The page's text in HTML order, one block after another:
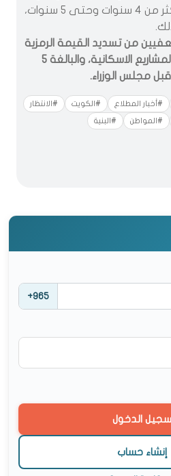
تتجاوز 4 سنوات و%20 لأكثر من 4 سنوات وحتى 5 سنوات،
من تسديد القيمة الرمزية
للقسيمة السكنية في المشاريع الاسكانية، والبالغة 5
مجلس الوزراء.
#أخبار المطلاع #الكويت #الانتظار
#المواطن #البنية
+965
الدخول
إنشاء حساب